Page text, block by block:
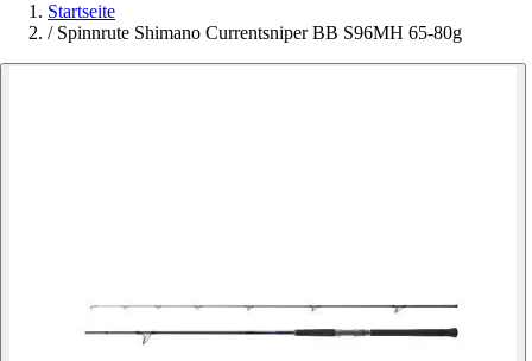
Startseite
/ Spinnrute Shimano Currentsniper BB S96MH 65-80g